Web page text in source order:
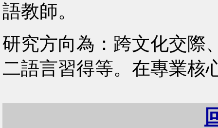
語教師。
研究方向為：跨文化交際
二語言習得等。在專業核